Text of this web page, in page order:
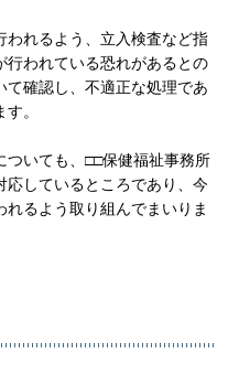
われるよう、立入検査など指
行われている恐れがあるとの
確認し、不適正な処理であ
。
ついても、□□保健福祉事務所
しているところであり、今
るよう取り組んでまいりま